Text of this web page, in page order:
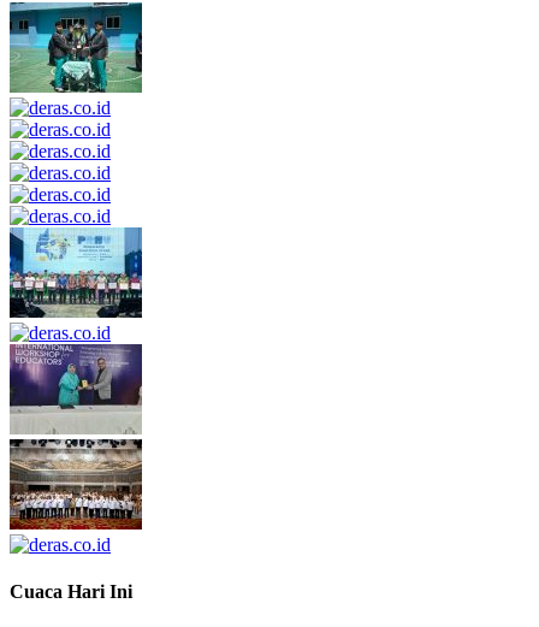
Cuaca Hari Ini